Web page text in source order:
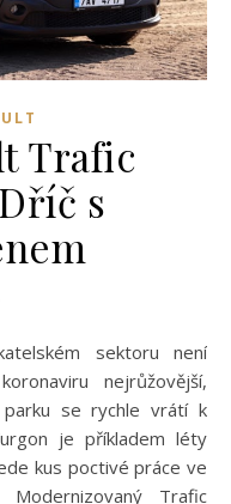
Trafic
s
nejrůžovější,
se rychle vrátí k
je příkladem léty
kus poctivé práce ve
Trafic